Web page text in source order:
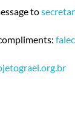
to